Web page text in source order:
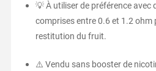
💡 À utiliser de préférence avec
comprises entre 0.6 et 1.2 ohm
restitution du fruit.
⚠️ Vendu sans booster de